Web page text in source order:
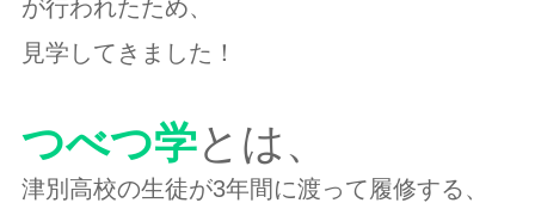
が行われたため、
見学してきました！
つべつ学とは、
津別高校の生徒が3年間に渡って履修する、